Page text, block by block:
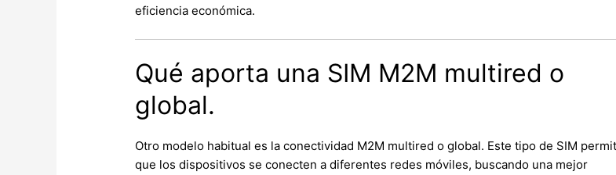
eficiencia económica.
Qué aporta una SIM M2M multired o
global.
Otro modelo habitual es la conectividad M2M multired o global. Este tipo de SIM
que los dispositivos se conecten a diferentes redes móviles, buscando una mejor